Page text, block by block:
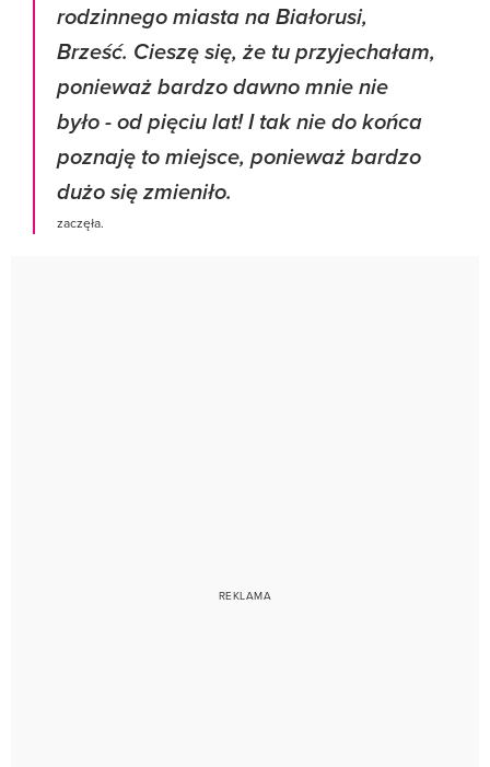
rodzinnego miasta na Białorusi,
Brześć. Cieszę się, że tu przyjechałam,
ponieważ bardzo dawno mnie nie
było - od pięciu lat! I tak nie do końca
poznaję to miejsce, ponieważ bardzo
dużo się zmieniło.
zaczęła.